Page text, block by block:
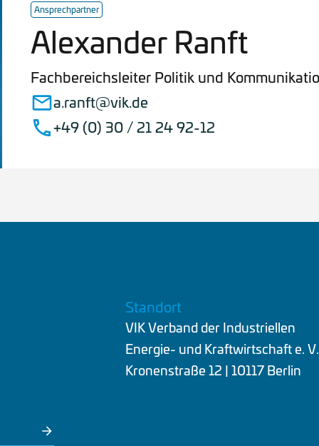
Ansprechpartner
Alexander Ranft
Fachbereichsleiter Politik und
a.ranft@vik.de
+49 (0) 30 / 21 24 92-12
Standort
VIK Verband der Industriellen
Energie- und Kraftwirtschaft e. V.
Kronenstraße 12 | 10117 Berlin